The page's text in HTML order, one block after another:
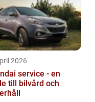
2026
service - en
till bilvård och